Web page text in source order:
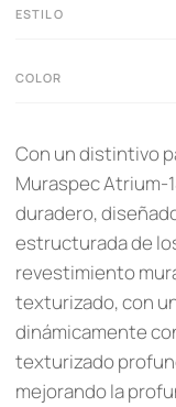
ESTILO
COLOR
Con un distintivo
Muraspec Atrium-
duradero,
estructurada de
revestimiento
texturizado, con
dinámicamente
texturizado
mejorando la